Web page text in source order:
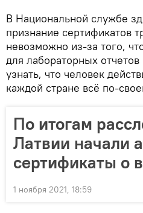
В Национальной службе
признание сертификатов
невозможно из-за того,
для лабораторных
узнать, что человек
каждой стране всё по-
По итогам
Латвии начали
сертификаты о
1 ноября 2021, 18:59